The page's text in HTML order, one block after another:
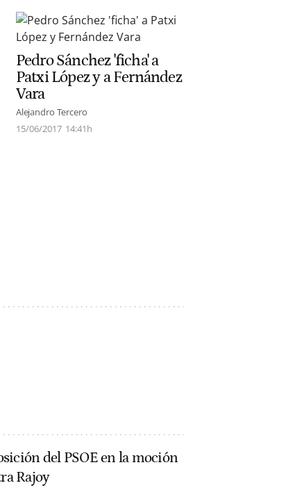
Pedro Sánchez 'ficha' a
Patxi López y a Fernández
Vara
Alejandro Tercero
15/06/2017 14:41h
del PSOE en la moción
Rajoy